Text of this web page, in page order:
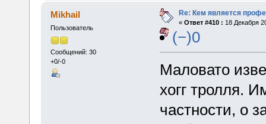
Mikhail
Пользователь
Сообщений: 30
+0/-0
Re: Кем является
« Ответ #410 : 18 Декабря
(−)0
Маловато
хогг тролля.
частности, о